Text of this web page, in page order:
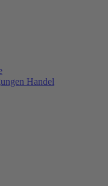
Handel